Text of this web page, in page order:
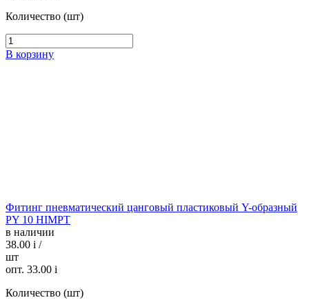
Количество (шт)
В корзину
Фитинг пневматический цанговый пластиковый Y-образный
PY 10 HIMPT
в наличии
38.00 i /
шт
опт. 33.00 i
Количество (шт)